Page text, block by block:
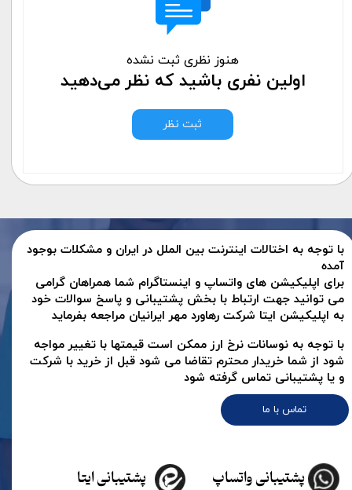
هنوز نظری ثبت نشده
اولین نفری باشید که نظر می‌دهید
ثبت نظر
تماس با ما
با توجه به اختالات اینترنت بین الملل در ایران و مشکلات بوجود
آمده
برای اپلیکیشن های واتساپ و اینستاگرام شما همراهان گرامی
می توانید جهت ارتباط با بخش پشتیبانی و پاسخ سوالات خود
به اپلیکیشن ایتا شرکت رهاورد مهر ایرانیان مراجعه بفرماید
پشتیبانی ایتا پشتیبانی واتساپ
با توجه به نوسانات نرخ ارز ممکن است قیمتها با تغییر مواجه
شود از شما خریدار محترم تقاضا می شود قبل از خرید با شرکت
و یا پشتیبانی تماس گرفته شود